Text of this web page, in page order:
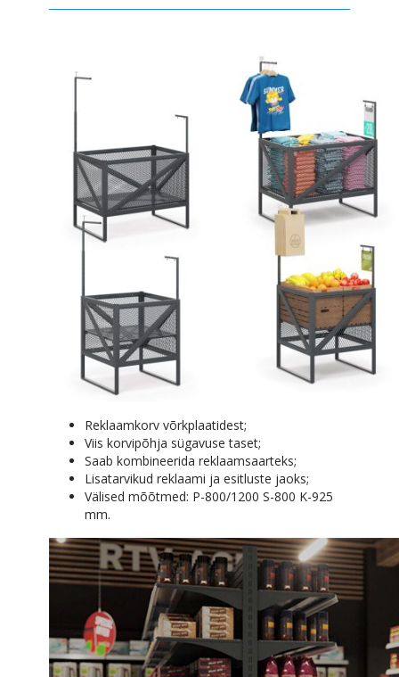
Reklaamkorv võrkplaatidest;
Viis korvipõhja sügavuse taset;
Saab kombineerida reklaamsaarteks;
Lisatarvikud reklaami ja esitluste jaoks;
Välised mõõtmed: P-800/1200 S-800 K-925
mm.